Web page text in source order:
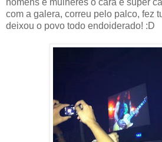
com a galera, correu pelo palco, fez
deixou o povo todo endoiderado! :D